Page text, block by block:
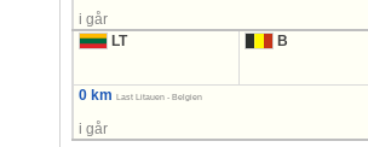
i går
LT
B
0 km Last Litauen - Belgien
i går